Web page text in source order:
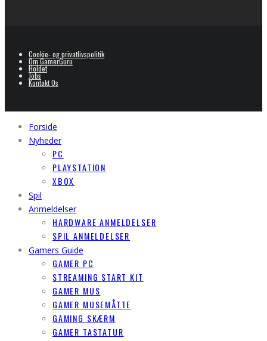
Cookie- og privatlivspolitik
Om GamerGuru
Holdet
Jobs
Kontakt Os
Forside
Nyheder
PC
PLAYSTATION
XBOX
Spil
Anmeldelser
HARDWARE ANMELDELSER
SPIL ANMELDELSER
Gamers Guide
GAMER PC
STREAMING START KIT
GAMER MUS
GAMER MUSEMÅTTE
GAMING SKÆRM
GAMER TASTATUR